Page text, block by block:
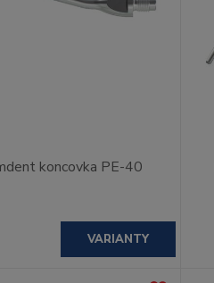
koncovka PE-40
VARIANTY